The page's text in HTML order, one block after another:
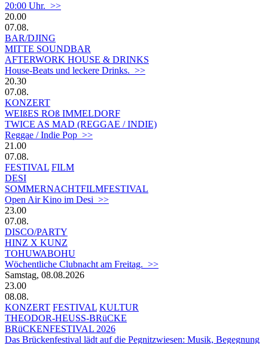
20:00 Uhr. >>
20.00
07.08.
BAR/DJING
MITTE SOUNDBAR
AFTERWORK HOUSE & DRINKS
House-Beats und leckere Drinks. >>
20.30
07.08.
KONZERT
WEIßES ROß IMMELDORF
TWICE AS MAD (REGGAE / INDIE)
Reggae / Indie Pop >>
21.00
07.08.
FESTIVAL FILM
DESI
SOMMERNACHTFILMFESTIVAL
Open Air Kino im Desi >>
23.00
07.08.
DISCO/PARTY
HINZ X KUNZ
TOHUWABOHU
Wöchentliche Clubnacht am Freitag. >>
Samstag, 08.08.2026
23.00
08.08.
KONZERT FESTIVAL KULTUR
THEODOR-HEUSS-BRüCKE
BRüCKENFESTIVAL 2026
Das Brückenfestival lädt auf die Pegnitzwiesen: Musik, Begegnung